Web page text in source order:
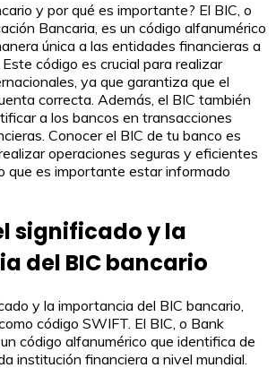
y por qué es importante? El BIC, o
Bancaria, es un código alfanumérico
única a las entidades financieras a
código es crucial para realizar
ya que garantiza que el
correcta. Además, el BIC también
a los bancos en transacciones
Conocer el BIC de tu banco es
operaciones seguras y eficientes
que es importante estar informado
significado y la
del BIC bancario
y la importancia del BIC bancario,
código SWIFT. El BIC, o Bank
código alfanumérico que identifica de
institución financiera a nivel mundial.